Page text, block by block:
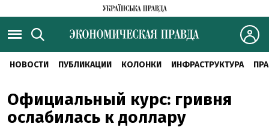
НОВОСТИ ПУБЛИКАЦИИ КОЛОНКИ ИНФРАСТРУКТУРА
Официальный курс: гривня
ослабилась к доллару